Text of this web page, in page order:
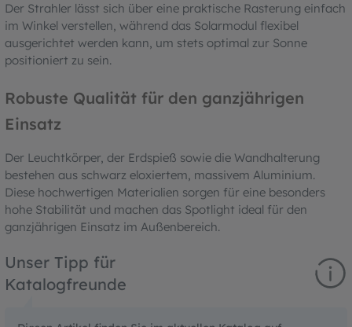
Der Strahler lässt sich über eine praktische Rasterung einfach
im Winkel verstellen, während das Solarmodul flexibel
ausgerichtet werden kann, um stets optimal zur Sonne
positioniert zu sein.
Robuste Qualität für den ganzjährigen
Einsatz
Der Leuchtkörper, der Erdspieß sowie die Wandhalterung
bestehen aus schwarz eloxiertem, massivem Aluminium.
Diese hochwertigen Materialien sorgen für eine besonders
hohe Stabilität und machen das Spotlight ideal für den
ganzjährigen Einsatz im Außenbereich.
Unser Tipp für
Katalogfreunde